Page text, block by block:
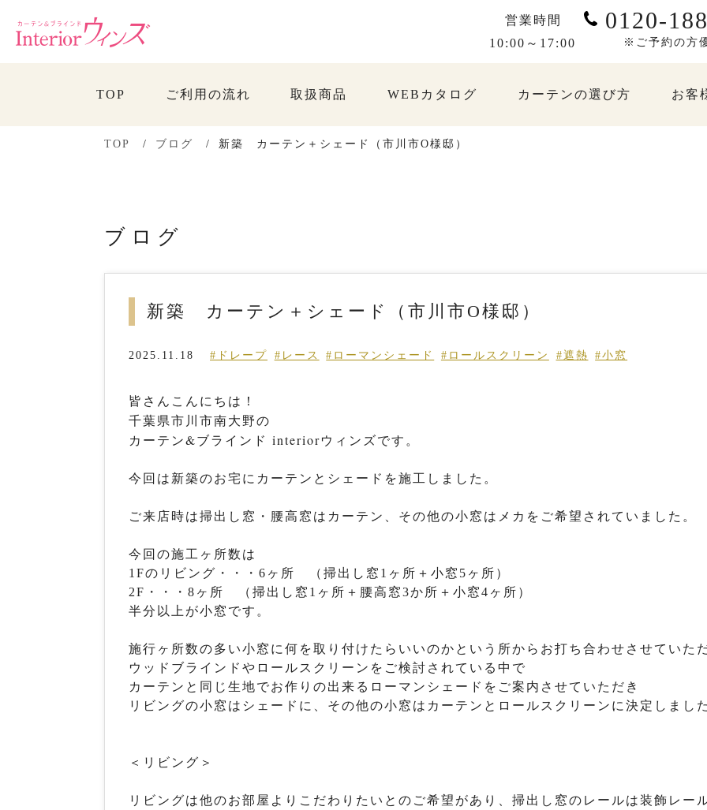
営業時間
10:00～17:00
0120-
※ご予約の方
TOP ご利用の流れ 取扱商品 WEBカタログ カーテンの選び方 お客
TOP ブログ 新築 カーテン＋シェード（市川市O様邸）
ブログ
新築 カーテン＋シェード（市川市O様邸）
2025.11.18 #ドレープ #レース #ローマンシェード #ロールスクリーン #遮熱 #小窓
皆さんこんにちは！
千葉県市川市南大野の
カーテン&ブラインド interiorウィンズです。
今回は新築のお宅にカーテンとシェードを施工しました。
ご来店時は掃出し窓・腰高窓はカーテン、その他の小窓はメカをご希望されていました。
今回の施工ヶ所数は
1Fのリビング・・・6ヶ所 （掃出し窓1ヶ所＋小窓5ヶ所）
2F・・・8ヶ所 （掃出し窓1ヶ所＋腰高窓3か所＋小窓4ヶ所）
半分以上が小窓です。
施行ヶ所数の多い小窓に何を取り付けたらいいのかという所からお打ち合わせさせていた
ウッドブラインドやロールスクリーンをご検討されている中で
カーテンと同じ生地でお作りの出来るローマンシェードをご案内させていただき
リビングの小窓はシェードに、その他の小窓はカーテンとロールスクリーンに決定しまし
＜リビング＞
リビングは他のお部屋よりこだわりたいとのご希望があり、掃出し窓のレールは装飾レー